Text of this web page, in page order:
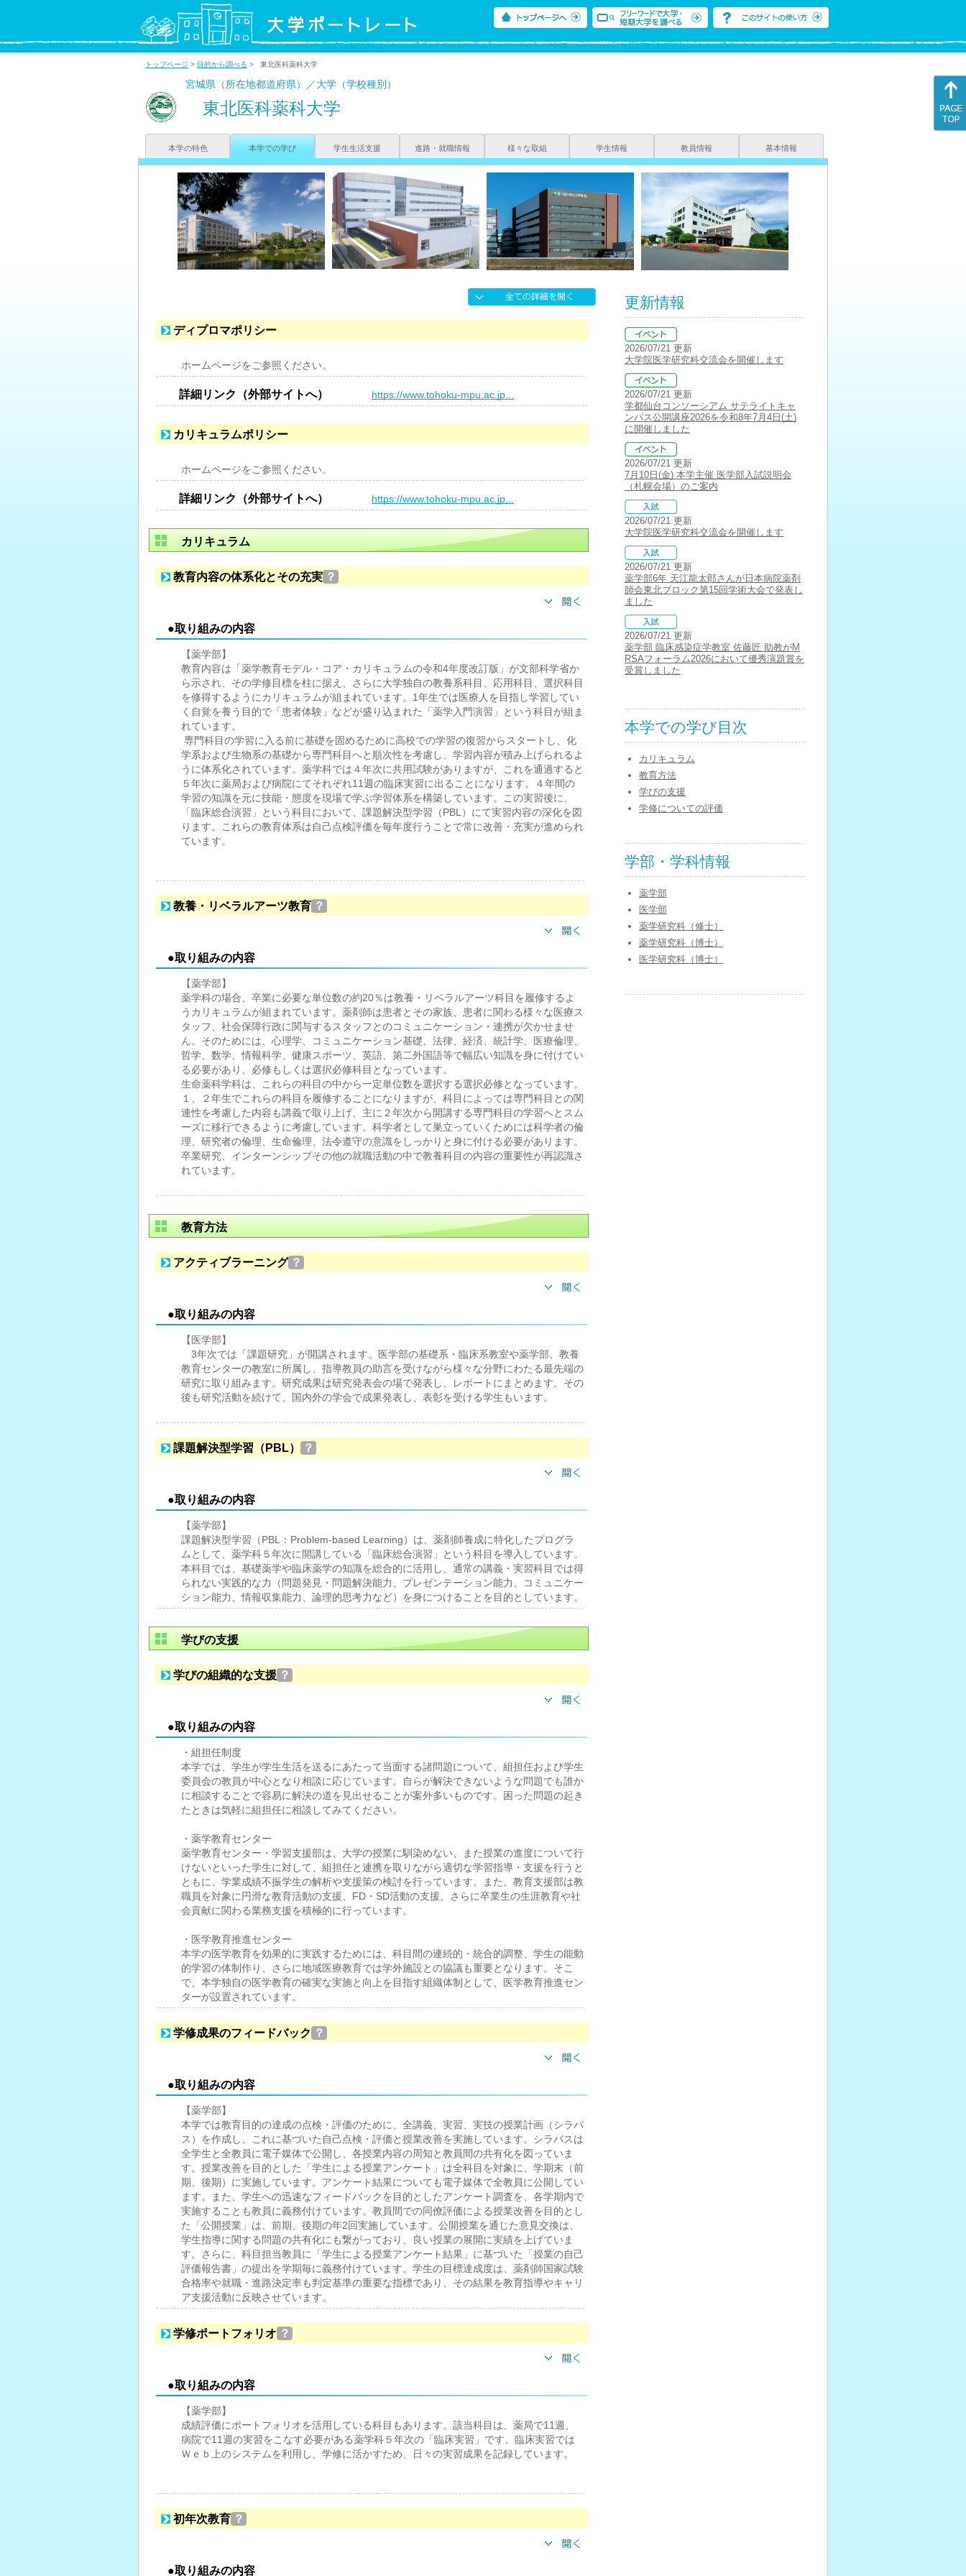
トップページ > 目的から調べる > 東北医科薬科大学
宮城県（所在地都道府県）／大学（学校種別）
東北医科薬科大学
本学の特色 本学での学び 学生生活支援 進路・就職情報 様々な取組 学生情報 教員情報 基本情報
ディプロマポリシー
ホームページをご参照ください。
詳細リンク（外部サイトへ） https://www.tohoku-mpu.ac.jp...
カリキュラムポリシー
ホームページをご参照ください。
詳細リンク（外部サイトへ） https://www.tohoku-mpu.ac.jp...
カリキュラム
教育内容の体系化とその充実 ？
●取り組みの内容
【薬学部】
教育内容は「薬学教育モデル・コア・カリキュラムの令和4年度改訂版」が文部科学省か
ら示され、その学修目標を柱に据え、さらに大学独自の教養系科目、応用科目、選択科目
を修得するようにカリキュラムが組まれています。1年生では医療人を目指し学習してい
く自覚を養う目的で「患者体験」などが盛り込まれた「薬学入門演習」という科目が組ま
れています。
専門科目の学習に入る前に基礎を固めるために高校での学習の復習からスタートし、化
学系および生物系の基礎から専門科目へと順次性を考慮し、学習内容が積み上げられるよ
うに体系化されています。薬学科では４年次に共用試験がありますが、これを通過すると
５年次に薬局および病院にてそれぞれ11週の臨床実習に出ることになります。４年間の
学習の知識を元に技能・態度を現場で学ぶ学習体系を構築しています。この実習後に、
「臨床総合演習」という科目において、課題解決型学習（PBL）にて実習内容の深化を図
ります。これらの教育体系は自己点検評価を毎年度行うことで常に改善・充実が進められ
ています。
教養・リベラルアーツ教育 ？
●取り組みの内容
【薬学部】
薬学科の場合、卒業に必要な単位数の約20％は教養・リベラルアーツ科目を履修するよ
うカリキュラムが組まれています。薬剤師は患者とその家族、患者に関わる様々な医療ス
タッフ、社会保障行政に関与するスタッフとのコミュニケーション・連携が欠かせませ
ん。そのためには、心理学、コミュニケーション基礎、法律、経済、統計学、医療倫理、
哲学、数学、情報科学、健康スポーツ、英語、第二外国語等で幅広い知識を身に付けてい
る必要があり、必修もしくは選択必修科目となっています。
生命薬科学科は、これらの科目の中から一定単位数を選択する選択必修となっています。
１、２年生でこれらの科目を履修することになりますが、科目によっては専門科目との関
連性を考慮した内容も講義で取り上げ、主に２年次から開講する専門科目の学習へとスム
ーズに移行できるように考慮しています。科学者として巣立っていくためには科学者の倫
理、研究者の倫理、生命倫理、法令遵守の意識をしっかりと身に付ける必要があります。
卒業研究、インターンシップその他の就職活動の中で教養科目の内容の重要性が再認識さ
れています。
教育方法
アクティブラーニング ？
●取り組みの内容
【医学部】
3年次では「課題研究」が開講されます。医学部の基礎系・臨床系教室や薬学部、教養
教育センターの教室に所属し、指導教員の助言を受けながら様々な分野にわたる最先端の
研究に取り組みます。研究成果は研究発表会の場で発表し、レポートにまとめます。その
後も研究活動を続けて、国内外の学会で成果発表し、表彰を受ける学生もいます。
課題解決型学習（PBL） ？
●取り組みの内容
【薬学部】
課題解決型学習（PBL：Problem-based Learning）は、薬剤師養成に特化したプログラ
ムとして、薬学科５年次に開講している「臨床総合演習」という科目を導入しています。
本科目では、基礎薬学や臨床薬学の知識を総合的に活用し、通常の講義・実習科目では得
られない実践的な力（問題発見・問題解決能力、プレゼンテーション能力、コミュニケー
ション能力、情報収集能力、論理的思考力など）を身につけることを目的としています。
学びの支援
学びの組織的な支援 ？
●取り組みの内容
・組担任制度
本学では、学生が学生生活を送るにあたって当面する諸問題について、組担任および学生
委員会の教員が中心となり相談に応じています。自らが解決できないような問題でも誰か
に相談することで容易に解決の道を見出せることが案外多いものです。困った問題の起き
たときは気軽に組担任に相談してみてください。
・薬学教育センター
薬学教育センター・学習支援部は、大学の授業に馴染めない、また授業の進度について行
けないといった学生に対して、組担任と連携を取りながら適切な学習指導・支援を行うと
ともに、学業成績不振学生の解析や支援策の検討を行っています。また、教育支援部は教
職員を対象に円滑な教育活動の支援、FD・SD活動の支援、さらに卒業生の生涯教育や社
会貢献に関わる業務支援を積極的に行っています。
・医学教育推進センター
本学の医学教育を効果的に実践するためには、科目間の連続的・統合的調整、学生の能動
的学習の体制作り、さらに地域医療教育では学外施設との協議も重要となります。そこ
で、本学独自の医学教育の確実な実施と向上を目指す組織体制として、医学教育推進セン
ターが設置されています。
学修成果のフィードバック ？
●取り組みの内容
【薬学部】
本学では教育目的の達成の点検・評価のために、全講義、実習、実技の授業計画（シラバ
ス）を作成し、これに基づいた自己点検・評価と授業改善を実施しています。シラバスは
全学生と全教員に電子媒体で公開し、各授業内容の周知と教員間の共有化を図っていま
す。授業改善を目的とした「学生による授業アンケート」は全科目を対象に、学期末（前
期、後期）に実施しています。アンケート結果についても電子媒体で全教員に公開してい
ます。また、学生への迅速なフィードバックを目的としたアンケート調査を、各学期内で
実施することも教員に義務付けています。教員間での同僚評価による授業改善を目的とし
た「公開授業」は、前期、後期の年2回実施しています。公開授業を通じた意見交換は、
学生指導に関する問題の共有化にも繋がっており、良い授業の展開に実績を上げていま
す。さらに、科目担当教員に「学生による授業アンケート結果」に基づいた「授業の自己
評価報告書」の提出を学期毎に義務付けています。学生の目標達成度は、薬剤師国家試験
合格率や就職・進路決定率も判定基準の重要な指標であり、その結果を教育指導やキャリ
ア支援活動に反映させています。
学修ポートフォリオ ？
●取り組みの内容
【薬学部】
成績評価にポートフォリオを活用している科目もあります。該当科目は、薬局で11週、
病院で11週の実習をこなす必要がある薬学科５年次の「臨床実習」です。臨床実習では
Ｗｅｂ上のシステムを利用し、学修に活かすため、日々の実習成果を記録しています。
初年次教育 ？
●取り組みの内容
更新情報
2026/07/21 更新
大学院医学研究科交流会を開催します
2026/07/21 更新
学都仙台コンソーシアム サテライトキャ
ンパス公開講座2026を令和8年7月4日(土)
に開催しました
2026/07/21 更新
7月10日(金) 本学主催 医学部入試説明会
（札幌会場）のご案内
2026/07/21 更新
大学院医学研究科交流会を開催します
2026/07/21 更新
薬学部6年 天江龍太郎さんが日本病院薬剤
師会東北ブロック第15回学術大会で発表し
ました
2026/07/21 更新
薬学部 臨床感染症学教室 佐藤匠 助教がM
RSAフォーラム2026において優秀演題賞を
受賞しました
本学での学び目次
カリキュラム
教育方法
学びの支援
学修についての評価
学部・学科情報
薬学部
医学部
薬学研究科（修士）
薬学研究科（博士）
医学研究科（博士）